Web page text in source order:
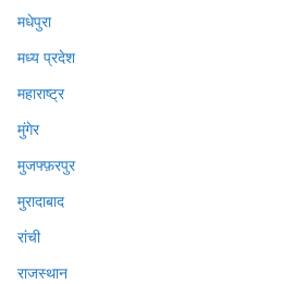
मधेपुरा
मध्य प्रदेश
महाराष्ट्र
मुंगेर
मुजफ्फ़रपुर
मुरादाबाद
रांची
राजस्थान